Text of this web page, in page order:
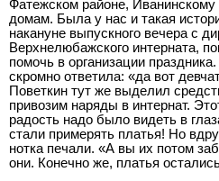
Фатежском районе,
домам. Была у нас и такая
накануне выпускного вечера с
Верхнелюбажского интерната,
помочь в организации
скромно ответила: «да вот
Поветкин тут же выделил
привозим наряды в интернат.
радость надо было видеть в
стали примерять платья! Но
нотка печали. «А вы их потом
они. Конечно же, платья